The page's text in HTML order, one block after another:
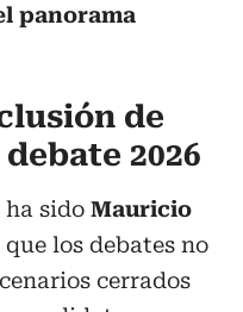
panorama
de
2026
ha sido Mauricio
los debates no
cerrados